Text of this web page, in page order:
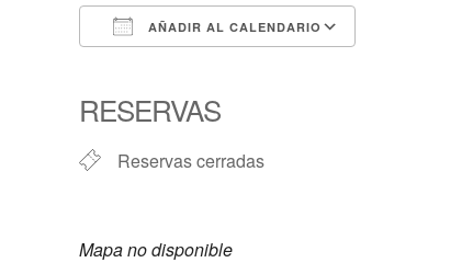
AÑADIR AL CALENDARIO
RESERVAS
Reservas cerradas
Mapa no disponible